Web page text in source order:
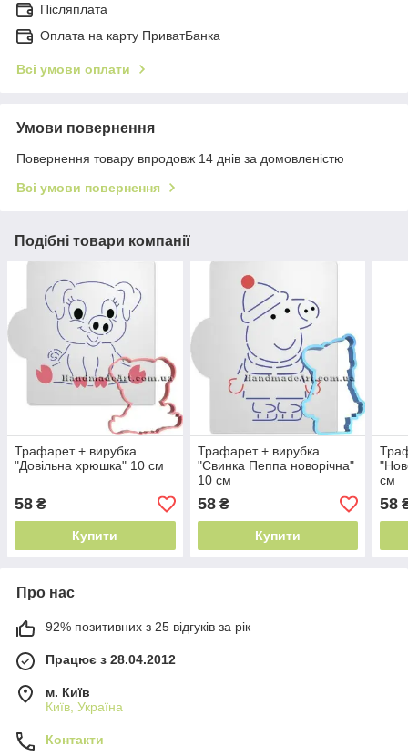
Післяплата
Оплата на карту ПриватБанка
Всі умови оплати
Умови повернення
Повернення товару впродовж 14 днів за домовленістю
Всі умови повернення
Подібні товари компанії
Трафарет + вирубка
"Довільна хрюшка" 10 см
58 ₴
Купити
Трафарет + вирубка
"Свинка Пеппа новорічна"
10 см
58₴
Купити
см
58
Про нас
92% позитивних з 25 відгуків за рік
Працює з 28.04.2012
м. Київ
Київ, Україна
Контакти